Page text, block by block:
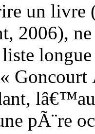
un livre
2006),
pÃ¨re